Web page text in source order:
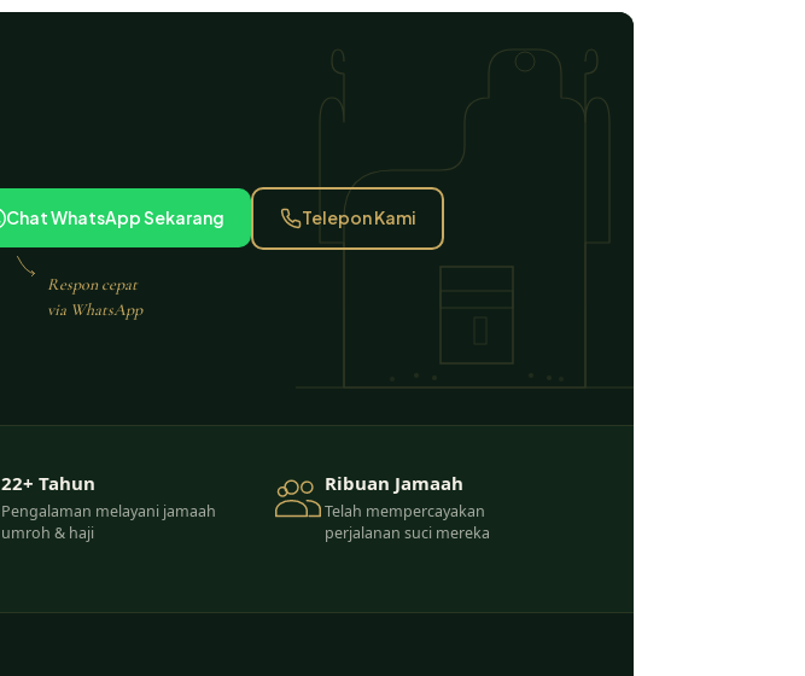
Chat WhatsApp Sekarang Telepon Kami
Respon cepat
via WhatsApp
22+ Tahun
Pengalaman melayani jamaah
umroh & haji
Ribuan Jamaah
Telah mempercayakan
perjalanan suci mereka